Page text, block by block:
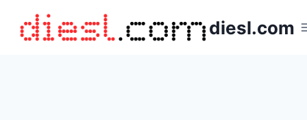
contenido
diesl.com